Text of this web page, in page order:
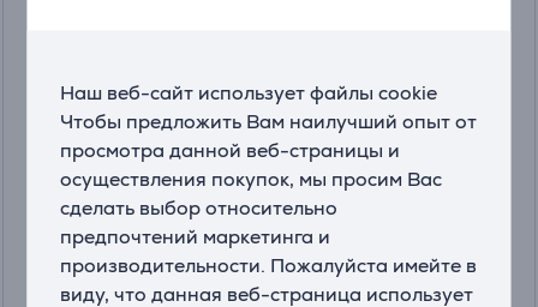
Наш веб-сайт использует файлы cookie
Чтобы предложить Вам наилучший опыт от
просмотра данной веб-страницы и
осуществления покупок, мы просим Вас
сделать выбор относительно
предпочтений маркетинга и
производительности. Пожалуйста имейте в
виду, что данная веб-страница использует
(4)
FS301EU
На складе
Цена для друга:
299.99 €
Обычная цена: 359.99 €
10 месяцев 32 €